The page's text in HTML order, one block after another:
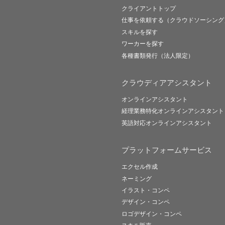
クライアントトップ
仕事を依頼する（クラウドソーシング
スキルを探す
ワーカーを探す
各種書類発行（法人限定）
クラウディアアシスタント
オンラインアシスタント
経理業務特化オンラインアシスタント
英語対応オンラインアシスタント
プラットフォームサービス
エクセル作成
ネーミング
イラスト・コンペ
デザイン・コンペ
ロゴデザイン・コンペ